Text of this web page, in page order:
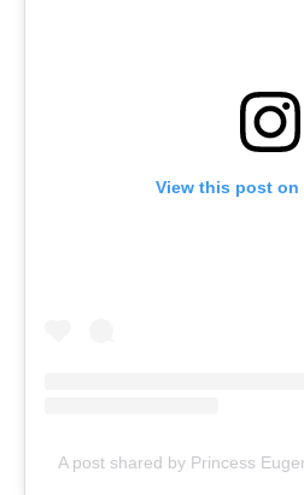
View this post on
A post shared by Princess